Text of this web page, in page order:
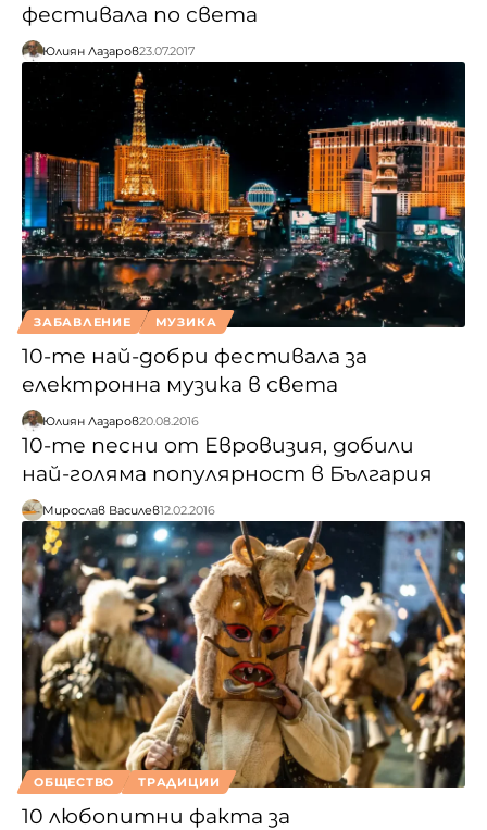
фестивала по света
Юлиян Лазаров23.07.2017
ЗАБАВЛЕНИЕ МУЗИКА
10-те най-добри фестивала за
електронна музика в света
Юлиян Лазаров20.08.2016
10-те песни от Евровизия, добили
най-голяма популярност в България
Мирослав Василев12.02.2016
ОБЩЕСТВО ТРАДИЦИИ
10 любопитни факта за